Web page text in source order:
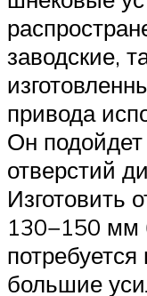
заводские,
привода
Он
отверстий
Изготовить
130−150 мм
большие